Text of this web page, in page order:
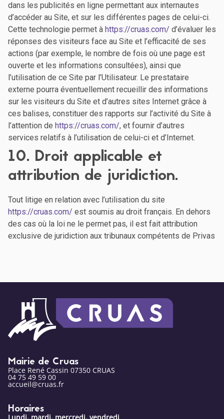
dans les publicités en ligne permettant aux internautes
d’accéder au Site, et sur les différentes pages de celui-ci.
Cette technologie permet à https://cruas.com/ d’évaluer les
réponses des visiteurs face au Site et l’efficacité de ses
actions (par exemple, le nombre de fois où une page est
ouverte et les informations consultées), ainsi que
l’utilisation de ce Site par l’Utilisateur. Le prestataire
externe pourra éventuellement recueillir des informations
sur les visiteurs du Site et d’autres sites Internet grâce à
ces balises, constituer des rapports sur l’activité du Site à
l’attention de https://cruas.com/, et fournir d’autres
services relatifs à l’utilisation de celui-ci et d’Internet.
10. Droit applicable et
attribution de juridiction.
Tout litige en relation avec l’utilisation du site
https://cruas.com/ est soumis au droit français. En dehors
des cas où la loi ne le permet pas, il est fait attribution
exclusive de juridiction aux tribunaux compétents de Privas
Mairie de Cruas
Place René Cassin 07350 CRUAS
04 75 49 59 00
accueil@cruas.fr
Horaires